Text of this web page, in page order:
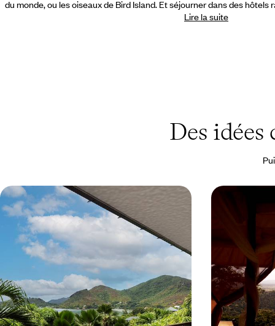
du monde, ou les oiseaux de Bird Island. Et séjourner dans des hôtels
Lire la suite
Des idées
Dubaï et les Seychelles - À deux, en
adresses privilégiées
Un tête-à-tête, deux univers, du nouveau monde
émirati aux plages enjôleuses des Seychelles
10 jours, de 5400 à 7500 €
Du Kenya
Célébrer votre
grands parcs
16 jours, de